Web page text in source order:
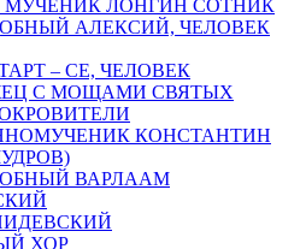
МУЧЕНИК ЛОНГИН СОТНИК
АЛЕКСИЙ, ЧЕЛОВЕК
– СЕ, ЧЕЛОВЕК
С МОЩАМИ СВЯТЫХ
КОНСТАНТИН
ВАРЛААМ
ХОР